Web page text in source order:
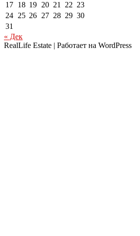
17 18 19 20 21 22 23
24 25 26 27 28 29 30
31
« Дек
RealLife Estate | Работает на WordPress